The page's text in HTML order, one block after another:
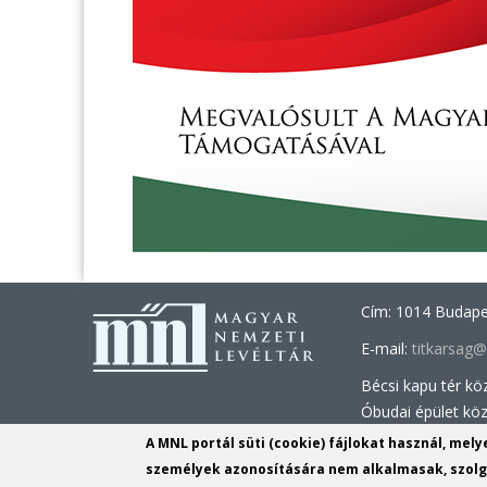
Cím: 1014
E-mail:
Bécsi kapu tér
Óbudai épület
Információs
Tel.: +36 1 225
A MNL portál süti (cookie) fájlokat használ,
személyek azonosítására nem alkalmasak,